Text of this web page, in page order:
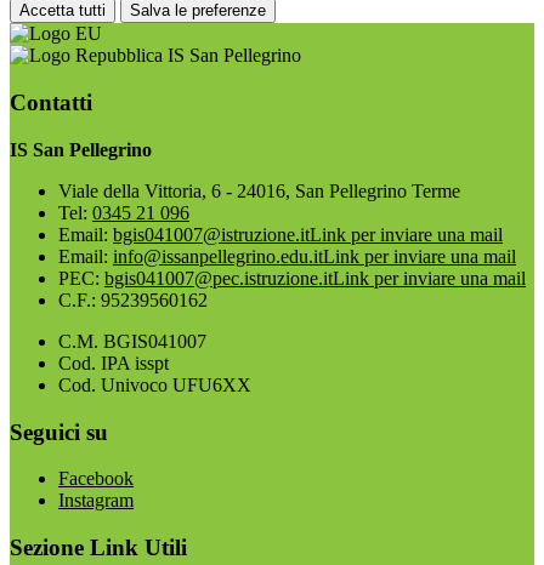
Accetta tutti Salva le preferenze
IS San Pellegrino
Contatti
IS San Pellegrino
Viale della Vittoria, 6 - 24016, San Pellegrino Terme
Tel: 0345 21 096
Email: bgis041007@istruzione.itLink per inviare una mail
Email: info@issanpellegrino.edu.itLink per inviare una mail
PEC: bgis041007@pec.istruzione.itLink per inviare una mail
C.F.: 95239560162
C.M. BGIS041007
Cod. IPA isspt
Cod. Univoco UFU6XX
Seguici su
Facebook
Instagram
Sezione Link Utili